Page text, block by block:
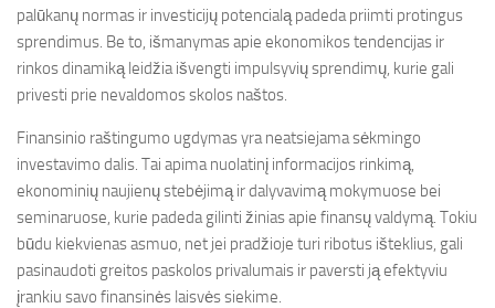
palūkanų normas ir investicijų potencialą padeda priimti protingus
sprendimus. Be to, išmanymas apie ekonomikos tendencijas ir
rinkos dinamiką leidžia išvengti impulsyvių sprendimų, kurie gali
privesti prie nevaldomos skolos naštos.
Finansinio raštingumo ugdymas yra neatsiejama sėkmingo
investavimo dalis. Tai apima nuolatinį informacijos rinkimą,
ekonominių naujienų stebėjimą ir dalyvavimą mokymuose bei
seminaruose, kurie padeda gilinti žinias apie finansų valdymą. Tokiu
būdu kiekvienas asmuo, net jei pradžioje turi ribotus išteklius, gali
pasinaudoti greitos paskolos privalumais ir paversti ją efektyviu
įrankiu savo finansinės laisvės siekime.